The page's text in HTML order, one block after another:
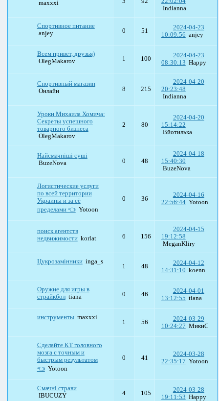
maxxxi
Indianna
Спортивное питание
anjey
0 51
2024-04-23
10:09:56 anjey
Всем привет, друзья)
OlegMakarov
1 100
2024-04-23
08:30:13 Happy
Спортивный магазин
Онлайн
8 215
2024-04-20
20:23:48
Indianna
Уроки Михаила Хомича:
Секреты успешного
товарного бизнеса
OlegMakarov
2 80
2024-04-20
15:14:22
Вйотилька
Найсмачніші суші
BuzeNova
0 48
2024-04-18
15:40:30
BuzeNova
Логистические услуги
по всей территории
Украины и за её
пределами 👈 Yotoon
0 36
2024-04-16
22:56:44 Yotoon
поиск агентств
недвижимости korlat 6 156
2024-04-15
19:12:58
MeganKliry
Цукрозамінники inga_s
1 48
2024-04-12
14:31:10 koenn
Оружие для игры в
страйкбол tiana 0 46
2024-04-01
13:12:55 tiana
инструменты maxxxi
1 56
2024-03-29
10:24:27 МикиС
Сделайте КТ головного
мозга с точным и
быстрым результатом
👈 Yotoon
0 41
2024-03-28
22:35:17 Yotoon
Смачні страви
IBUCUZY
4 105
2024-03-28
19:11:53 Happy